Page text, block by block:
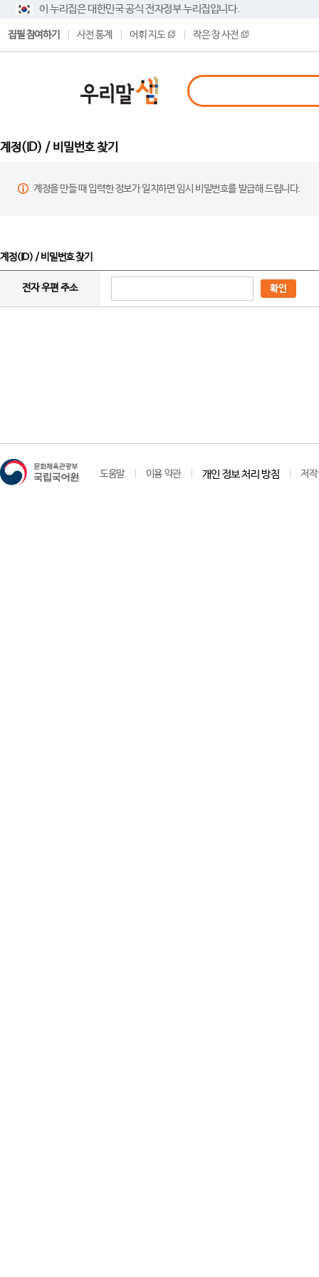
이 누리집은 대한민국 공식 전자정부 누리집입니다.
집필 참여하기 사전 통계 어휘 지도 작은 창 사전
계정(ID) / 비밀번호 찾기
계정을 만들 때 입력한 정보가 일치하면 임시 비밀번호를 발급해 드립니다.
계정(ID) / 비밀번호 찾기
전자 우편 주소 확인
도움말 이용 약관 개인 정보 처리 방침 저